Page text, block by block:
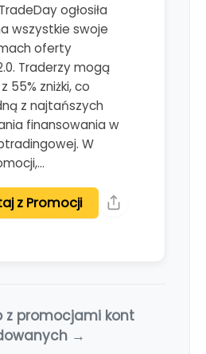
ogłosiła
wszystkie swoje
oferty
Traderzy mogą
55% zniżki, co
z najtańszych
finansowania w
W
z Promocji
z promocjami kont
→